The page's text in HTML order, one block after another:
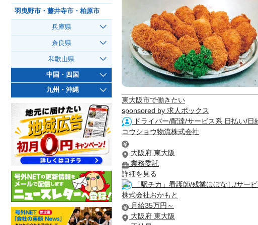
東大阪市で働きたい
sponsored by 求人ボックス
ドライバー/配達/サービス系 日払い/日
コウショウ物流株式会社
大阪府 東大阪
業務委託
詳細を見る
「駅チカ」看護師/残業ほぼなし/サー
株式会社おかもと
月給35万円～
大阪府 東大阪
羽曳野市・藤井寺市・柏原市
兵庫県
奈良県
和歌山県
中国・四国
九州・沖縄